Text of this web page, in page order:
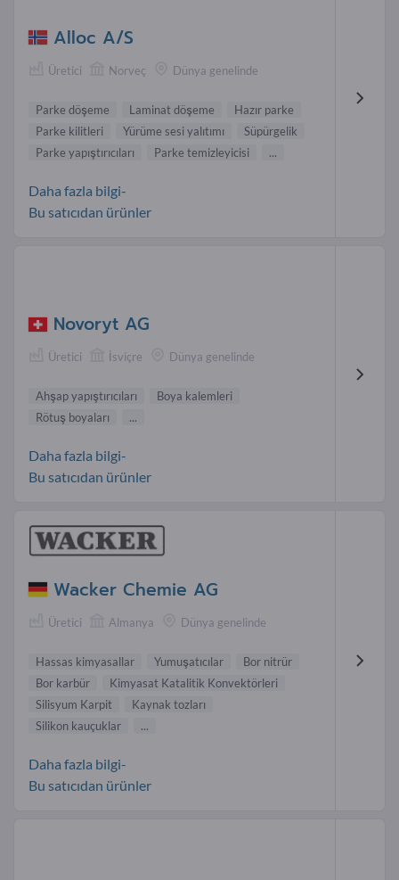
Alloc A/S
Üretici Norveç Dünya genelinde
Parke döşeme Laminat döşeme
Hazır parke
Parke kilitleri
Yürüme sesi yalıtımı
Süpürgelik
Parke yapıştırıcıları
Parke temizleyicisi ...
Daha fazla bilgi-
Bu satıcıdan ürünler
Novoryt AG
Üretici İsviçre Dünya genelinde
Ahşap yapıştırıcıları
Boya kalemleri
Rötuş boyaları
...
Daha fazla bilgi-
Bu satıcıdan ürünler
Wacker Chemie AG
Üretici Almanya Dünya genelinde
Hassas kimyasallar Yumuşatıcılar
Bor nitrür
Bor karbür
Kimyasat Katalitik Konvektörleri
Silisyum Karpit
Kaynak tozları
Silikon kauçuklar
...
Daha fazla bilgi-
Bu satıcıdan ürünler